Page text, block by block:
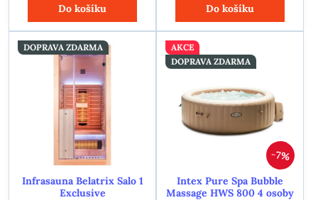
Do košíku Do košíku
DOPRAVA ZDARMA
Infrasauna Belatrix Salo 1
Exclusive
7%
AKCE
DOPRAVA ZDARMA
Intex Pure Spa Bubble
Massage HWS 800 4 osoby